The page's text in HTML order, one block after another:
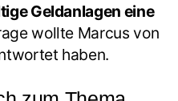
Geldanlagen eine
wollte Marcus von
haben.